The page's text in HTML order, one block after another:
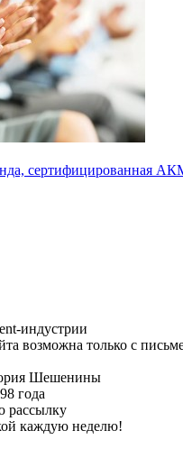
сертифицированная
индустрии
возможна только с
Шешенины
года
рассылку
каждую неделю!